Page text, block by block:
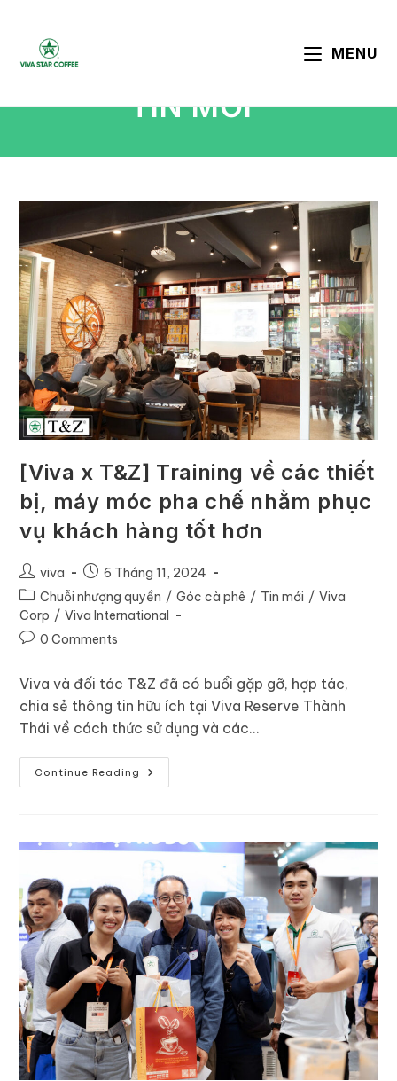
MENU
TIN MỚI
[Viva x T&Z] Training về các thiết
bị, máy móc pha chế nhằm phục
vụ khách hàng tốt hơn
viva
6 Tháng 11, 2024
Chuỗi nhượng quyền / Góc cà phê / Tin mới / Viva
Corp / Viva International
0 Comments
Viva và đối tác T&Z đã có buổi gặp gỡ, hợp tác,
chia sẻ thông tin hữu ích tại Viva Reserve Thành
Thái về cách thức sử dụng và các…
Continue Reading